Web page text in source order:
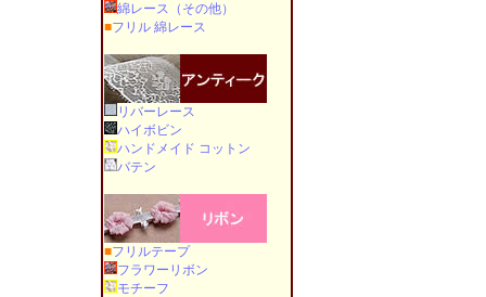
綿レース（その他）
■フリル 綿レース
リバーレース
ハイボビン
ハンドメイド コットン
バテン
■フリルテープ
フラワーリボン
モチーフ